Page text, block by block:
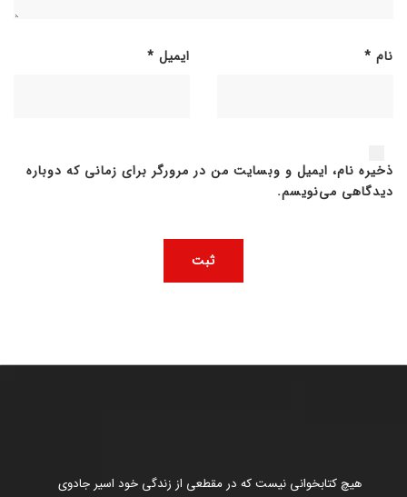
نام * ایمیل *
ذخیره نام، ایمیل و وبسایت من در مرورگر برای زمانی که دوباره
دیدگاهی می‌نویسم.
هیچ کتابخوانی نیست که در مقطعی از زندگی خود اسیر جادوی